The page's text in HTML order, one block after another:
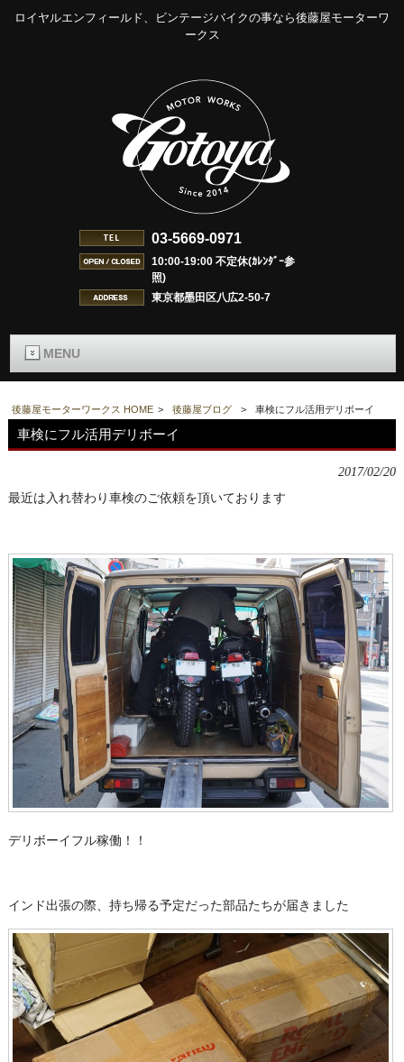
ロイヤルエンフィールド、ビンテージバイクの事なら後藤屋モーターワ
ークス
03-5669-0971
10:00-19:00 不定休(ｶﾚﾝﾀﾞｰ参
照)
東京都墨田区八広2-50-7
MENU
後藤屋モーターワークス HOME > 後藤屋ブログ > 車検にフル活用デリボーイ
車検にフル活用デリボーイ
2017/02/20
最近は入れ替わり車検のご依頼を頂いております
デリボーイフル稼働！！
インド出張の際、持ち帰る予定だった部品たちが届きました